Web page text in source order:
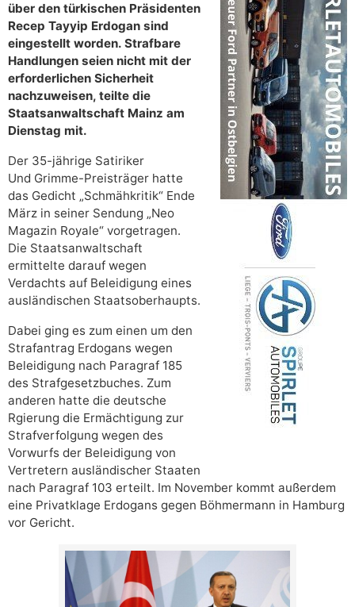
über den türkischen Präsidenten
Recep Tayyip Erdogan sind
eingestellt worden. Strafbare
Handlungen seien nicht mit der
erforderlichen Sicherheit
nachzuweisen, teilte die
Staatsanwaltschaft Mainz am
Dienstag mit.
Der 35-jährige Satiriker
Und Grimme-Preisträger hatte
das Gedicht „Schmähkritik“ Ende
März in seiner Sendung „Neo
Magazin Royale“ vorgetragen.
Die Staatsanwaltschaft
ermittelte darauf wegen
Verdachts auf Beleidigung eines
ausländischen Staatsoberhaupts.
Dabei ging es zum einen um den
Strafantrag Erdogans wegen
Beleidigung nach Paragraf 185
des Strafgesetzbuches. Zum
anderen hatte die deutsche
Rgierung die Ermächtigung zur
Strafverfolgung wegen des
Vorwurfs der Beleidigung von
Vertretern ausländischer Staaten
nach Paragraf 103 erteilt. Im November kommt außerdem
eine Privatklage Erdogans gegen Böhmermann in Hamburg
vor Gericht.